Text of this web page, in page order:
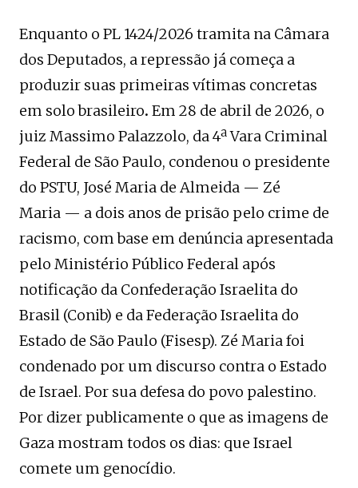
Enquanto o PL 1424/2026 tramita na Câmara
dos Deputados, a repressão já começa a
produzir suas primeiras vítimas concretas
em solo brasileiro. Em 28 de abril de 2026, o
juiz Massimo Palazzolo, da 4ª Vara Criminal
Federal de São Paulo, condenou o presidente
do PSTU, José Maria de Almeida — Zé
Maria — a dois anos de prisão pelo crime de
racismo, com base em denúncia apresentada
pelo Ministério Público Federal após
notificação da Confederação Israelita do
Brasil (Conib) e da Federação Israelita do
Estado de São Paulo (Fisesp). Zé Maria foi
condenado por um discurso contra o Estado
de Israel. Por sua defesa do povo palestino.
Por dizer publicamente o que as imagens de
Gaza mostram todos os dias: que Israel
comete um genocídio.